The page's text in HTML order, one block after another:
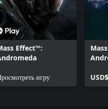
Effect™:
игру